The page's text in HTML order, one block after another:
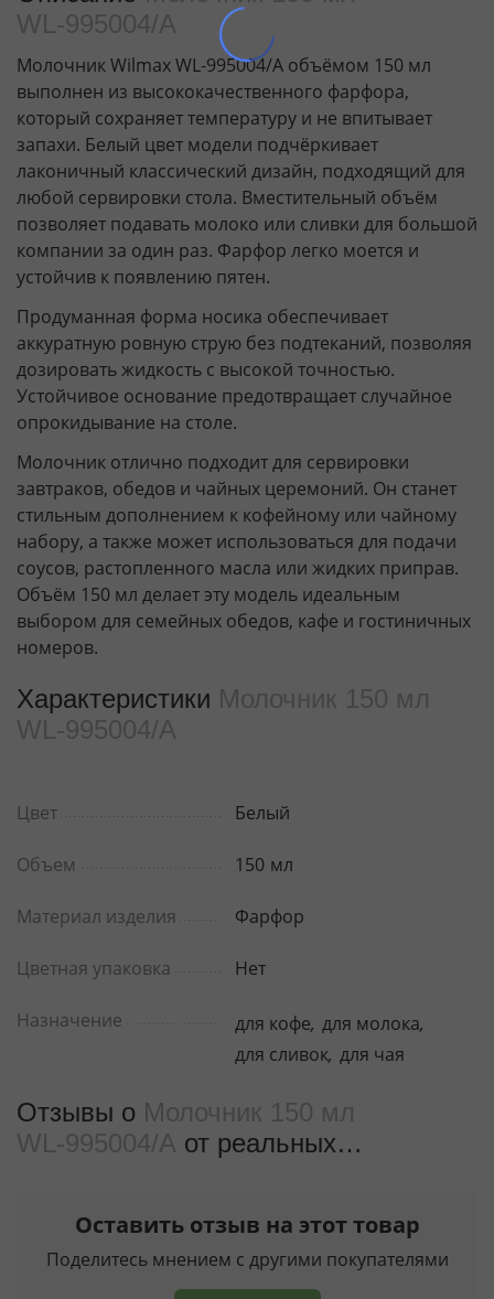
WL‑995004/A
Молочник Wilmax WL‑995004/A объёмом 150 мл
выполнен из высококачественного фарфора,
который сохраняет температуру и не впитывает
запахи. Белый цвет модели подчёркивает
лаконичный классический дизайн, подходящий для
любой сервировки стола. Вместительный объём
позволяет подавать молоко или сливки для большой
компании за один раз. Фарфор легко моется и
устойчив к появлению пятен.
Продуманная форма носика обеспечивает
аккуратную ровную струю без подтеканий, позволяя
дозировать жидкость с высокой точностью.
Устойчивое основание предотвращает случайное
опрокидывание на столе.
Молочник отлично подходит для сервировки
завтраков, обедов и чайных церемоний. Он станет
стильным дополнением к кофейному или чайному
набору, а также может использоваться для подачи
соусов, растопленного масла или жидких приправ.
Объём 150 мл делает эту модель идеальным
выбором для семейных обедов, кафе и гостиничных
номеров.
Характеристики Молочник 150 мл
WL‑995004/A
Цвет Белый
Объем 150 мл
Материал изделия Фарфор
Цветная упаковка Нет
Назначение для кофе, для молока,
для сливок, для чая
Отзывы о Молочник 150 мл
WL‑995004/A от реальных
Оставить отзыв на этот товар
Поделитесь мнением с другими покупателями